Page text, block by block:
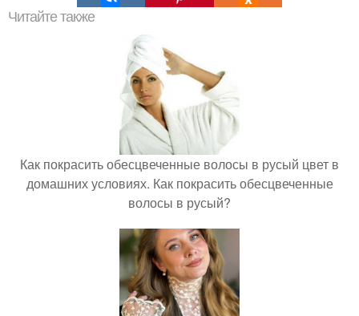
Читайте также
Как покрасить обесцвеченные волосы в русый цвет в
домашних условиях. Как покрасить обесцвеченные
волосы в русый?